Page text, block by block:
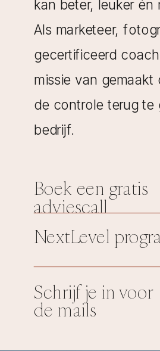
kan beter, leuker én
Als marketeer,
gecertificeerd
missie van gemaakt
de controle terug te
bedrijf.
Boek een gratis
adviescall
NextLevel
Schrijf je in voor
de mails